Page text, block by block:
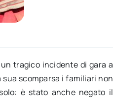
tragico incidente di gara a
scomparsa i familiari non
è stato anche negato il